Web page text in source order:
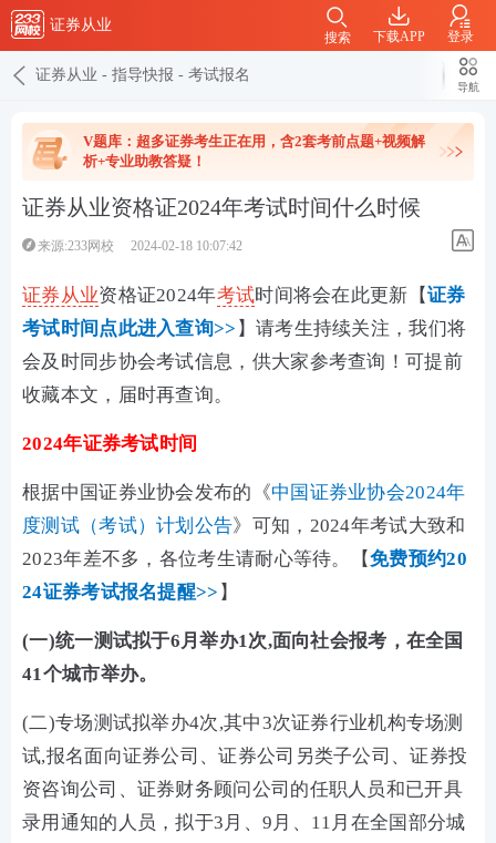
证券从业
下载APP 登录
搜索
证券从业 - 指导快报 - 考试报名
导航
V题库：超多证券考生正在用，含2套考前点题+视频解
析+专业助教答疑！
证券从业资格证2024年考试时间什么时候
来源:233网校 2024-02-18 10:07:42
证券从业资格证2024年考试时间将会在此更新【证券
考试时间点此进入查询>> 】请考生持续关注，我们将
会及时同步协会考试信息，供大家参考查询！可提前
收藏本文，届时再查询。
2024年证券考试时间
根据中国证券业协会发布的《中国证券业协会2024年
度测试（考试）计划公告》可知，2024年考试大致和
2023年差不多，各位考生请耐心等待。【免费预约20
24证券考试报名提醒>> 】
(一)统一测试拟于6月举办1次,面向社会报考，在全国
41个城市举办。
(二)专场测试拟举办4次,其中3次证券行业机构专场测
试,报名面向证券公司、证券公司另类子公司、证券投
资咨询公司、证券财务顾问公司的任职人员和已开具
录用通知的人员，拟于3月、9月、11月在全国部分城